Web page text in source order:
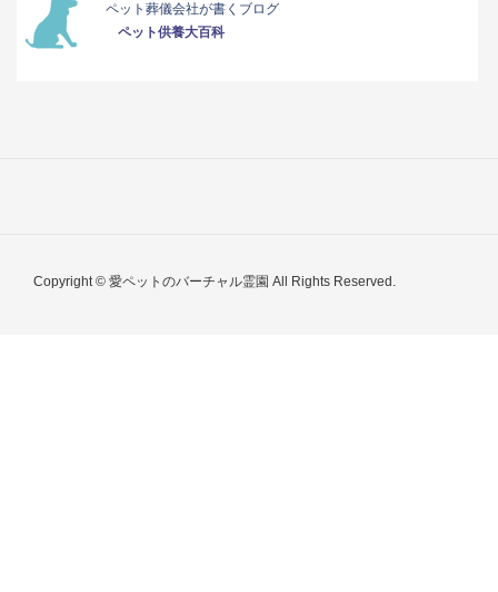
ペット葬儀会社が書くブログ
ペット供養大百科
Copyright © 愛ペットのバーチャル霊園 All Rights Reserved.